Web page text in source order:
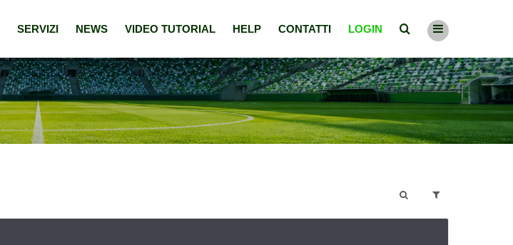
SERVIZI NEWS VIDEO TUTORIAL HELP CONTATTI LOGIN